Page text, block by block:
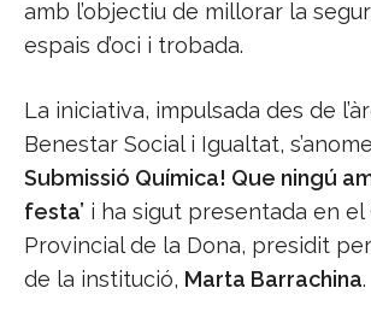
amb l’objectiu de millorar la
espais d’oci i trobada.
La iniciativa, impulsada des de
Benestar Social i Igualtat,
Submissió Química! Que ningú
festa’ i ha sigut presentada en el
Provincial de la Dona, presidit
de la institució, Marta Barrachina.